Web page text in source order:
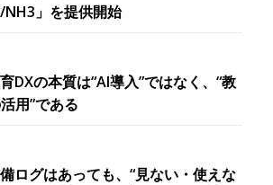
」を提供開始
DXの本質は“AI導入”ではなく、“教
用”である
ログはあっても、“見ない・使えな